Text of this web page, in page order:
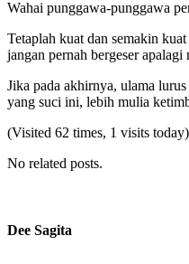
Wahai punggawa-punggawa
Tetaplah kuat dan semakin
jangan pernah bergeser
Jika pada akhirnya, ulama
yang suci ini, lebih mulia
(Visited 62 times, 1 visits today)
No related posts.
Dee Sagita